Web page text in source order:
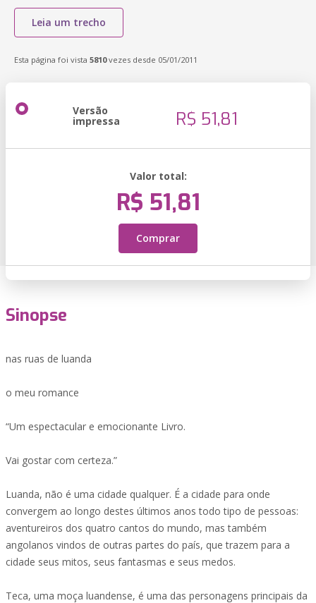
Leia um trecho
Esta página foi vista 5810vezes desde 05/01/2011
Versão
impressa R$ 51,81
Valor total:
R$ 51,81
Comprar
Sinopse
nas ruas de luanda
o meu romance
“Um espectacular e emocionante Livro.
Vai gostar com certeza.”
Luanda, não é uma cidade qualquer. É a cidade para onde
convergem ao longo destes últimos anos todo tipo de pessoas:
aventureiros dos quatro cantos do mundo, mas também
angolanos vindos de outras partes do país, que trazem para a
cidade seus mitos, seus fantasmas e seus medos.
Teca, uma moça luandense, é uma das personagens principais da